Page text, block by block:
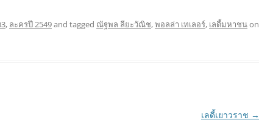
, ละครปี 2549and tagged ณัฐพล ลียะวัณิช,พอลล่า เทเลอร์, เลดี้มหาชนon
เลดี้เยาวราช →